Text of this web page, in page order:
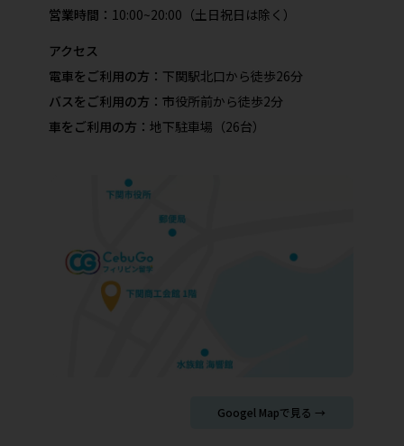
営業時間： 10:00~20:00（土日祝日は除く）
アクセス
電車をご利用の方： 下関駅北口から徒歩26分
バスをご利用の方： 市役所前から徒歩2分
車をご利用の方： 地下駐車場（26台）
Googel Mapで見る →